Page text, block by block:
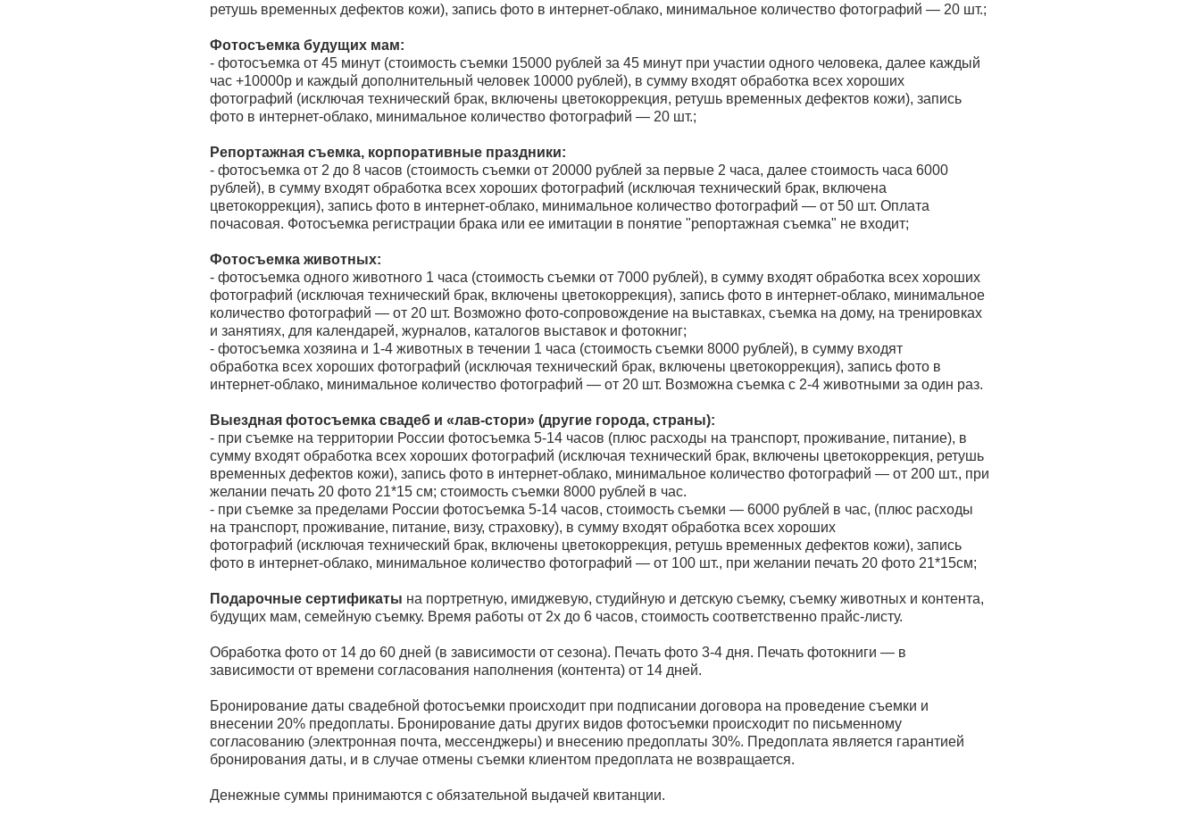
ретушь временных дефектов кожи), запись фото в интернет-облако, минимальное количество фотографий — 20 шт.;
Фотосъемка будущих мам:
- фотосъемка от 45 минут (стоимость съемки 15000 рублей за 45 минут при участии одного человека, далее каждый
час +10000р и каждый дополнительный человек 10000 рублей), в сумму входят обработка всех хороших
фотографий (исключая технический брак, включены цветокоррекция, ретушь временных дефектов кожи), запись
фото в интернет-облако, минимальное количество фотографий — 20 шт.;
Репортажная съемка, корпоративные праздники:
- фотосъемка от 2 до 8 часов (стоимость съемки от 20000 рублей за первые 2 часа, далее стоимость часа 6000
рублей), в сумму входят обработка всех хороших фотографий (исключая технический брак, включена
цветокоррекция), запись фото в интернет-облако, минимальное количество фотографий — от 50 шт. Оплата
почасовая. Фотосъемка регистрации брака или ее имитации в понятие "репортажная съемка" не входит;
Фотосъемка животных:
- фотосъемка одного животного 1 часа (стоимость съемки от 7000 рублей), в сумму входят обработка всех хороших
фотографий (исключая технический брак, включены цветокоррекция), запись фото в интернет-облако, минимальное
количество фотографий — от 20 шт. Возможно фото-сопровождение на выставках, съемка на дому, на тренировках
и занятиях, для календарей, журналов, каталогов выставок и фотокниг;
- фотосъемка хозяина и 1-4 животных в течении 1 часа (стоимость съемки 8000 рублей), в сумму входят
обработка всех хороших фотографий (исключая технический брак, включены цветокоррекция), запись фото в
интернет-облако, минимальное количество фотографий — от 20 шт. Возможна съемка с 2-4 животными за один раз.
Выездная фотосъемка свадеб и «лав-стори» (другие города, страны):
- при съемке на территории России фотосъемка 5-14 часов (плюс расходы на транспорт, проживание, питание), в
сумму входят обработка всех хороших фотографий (исключая технический брак, включены цветокоррекция, ретушь
временных дефектов кожи), запись фото в интернет-облако, минимальное количество фотографий — от 200 шт., при
желании печать 20 фото 21*15 см; стоимость съемки 8000 рублей в час.
- при съемке за пределами России фотосъемка 5-14 часов, стоимость съемки — 6000 рублей в час, (плюс расходы
на транспорт, проживание, питание, визу, страховку), в сумму входят обработка всех хороших
фотографий (исключая технический брак, включены цветокоррекция, ретушь временных дефектов кожи), запись
фото в интернет-облако, минимальное количество фотографий — от 100 шт., при желании печать 20 фото 21*15см;
Подарочные сертификаты на портретную, имиджевую, студийную и детскую съемку, съемку животных и контента,
будущих мам, семейную съемку. Время работы от 2х до 6 часов, стоимость соответственно прайс-листу.
Обработка фото от 14 до 60 дней (в зависимости от сезона). Печать фото 3-4 дня. Печать фотокниги — в
зависимости от времени согласования наполнения (контента) от 14 дней.
Бронирование даты свадебной фотосъемки происходит при подписании договора на проведение съемки и
внесении 20% предоплаты. Бронирование даты других видов фотосъемки происходит по письменному
согласованию (электронная почта, мессенджеры) и внесению предоплаты 30%. Предоплата является гарантией
бронирования даты, и в случае отмены съемки клиентом предоплата не возвращается.
Денежные суммы принимаются с обязательной выдачей квитанции.